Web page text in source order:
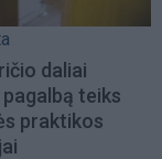
daliai
teiks
praktikos